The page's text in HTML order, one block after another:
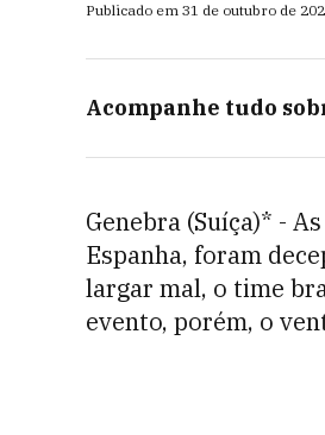
Publicado em 31 de outubro de
Acompanhe tudo
Genebra (Suíça)* -
Espanha, foram
largar mal, o time
evento, porém, o